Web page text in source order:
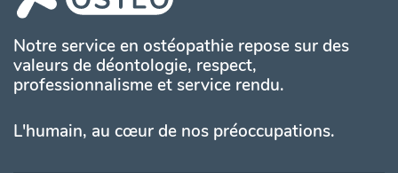
Notre service en ostéopathie repose sur des
valeurs de déontologie, respect,
professionnalisme et service rendu.
L'humain, au cœur de nos préoccupations.